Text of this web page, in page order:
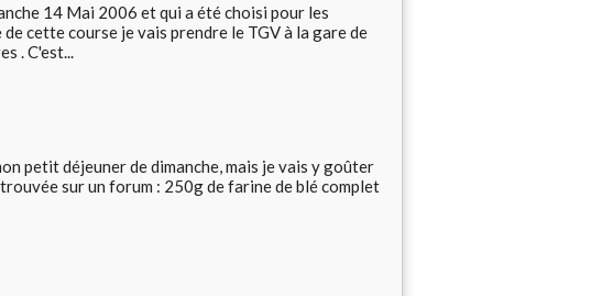
14 Mai 2006 et qui a été choisi pour les
cette course je vais prendre le TGV à la gare de
. C'est...
petit déjeuner de dimanche, mais je vais y goûter
sur un forum : 250g de farine de blé complet